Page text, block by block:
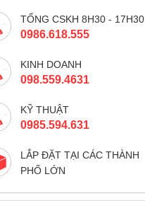
TỔNG CSKH 8H30 - 17H30
0986.618.555
KINH DOANH
098.559.4631
KỸ THUẬT
0985.594.631
LẮP ĐẶT TẠI CÁC THÀNH
PHỐ LỚN